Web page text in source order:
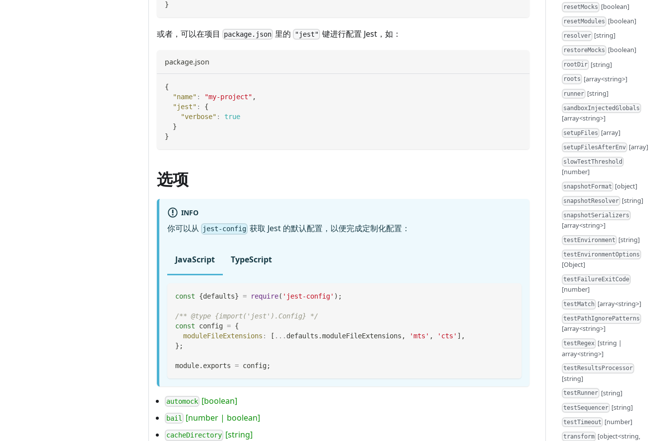
}
或者，可以在项目 package.json 里的 "jest" 键进行配置 Jest，如：
package.json
{
"name" : "my-project" ,
"jest" :
{
"verbose" :
true
}
}
选项
INFO
你可以从 jest-config 获取 Jest 的默认配置，以便完成定制化配置：
JavaScript TypeScript
const {defaults} = require( 'jest-config' ) ;
/** @type {import('jest').Config} */
const config = {
moduleFileExtensions : [ ... defaults .moduleFileExtensions , 'mts' , 'cts' ] ,
} ;
module. exports = config;
automock [boolean]
bail [number | boolean]
cacheDirectory [string]
resetMocks [boolean]
resetModules [boolean]
resolver [string]
restoreMocks [boolean]
rootDir [string]
roots [array<string>]
runner [string]
sandboxInjectedGlobals
[array<string>]
setupFiles [array]
setupFilesAfterEnv [array]
slowTestThreshold
[number]
snapshotFormat [object]
snapshotResolver [string]
snapshotSerializers
[array<string>]
testEnvironment [string]
testEnvironmentOptions
[Object]
testFailureExitCode
[number]
testMatch [array<string>]
testPathIgnorePatterns
[array<string>]
testRegex [string |
array<string>]
testResultsProcessor
[string]
testRunner [string]
testSequencer [string]
testTimeout [number]
transform [object<string,